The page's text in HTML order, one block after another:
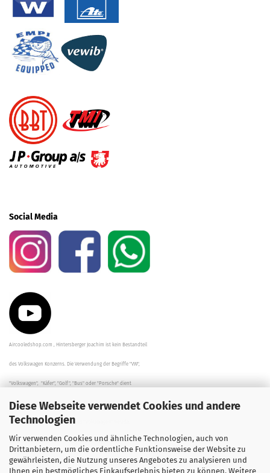
Diese Webseite verwendet Cookies und andere
Technologien
Wir verwenden Cookies und ähnliche Technologien, auch von
Drittanbietern, um die ordentliche Funktionsweise der Website zu
gewährleisten, die Nutzung unseres Angebotes zu analysieren und
Ihnen ein bestmögliches Einkaufserlebnis bieten zu können. Weitere
Social Media
Aircooledshop.com , Hintersberger Joachim ist kein Bestandteil
des Volkswagen Konzerns. Die Verwendung der Begriffe "VW",
"Volkswagen", "Käfer", "Golf", "Bus" oder "Porsche" dient
der Beschreibung der Teile und stellt in keinem Fall eine direkte
Verbindung zu dem Unternehmen "Volkswagen" her/da.
Die Beschreibungen, Zeichnungen und Angaben zur
Verwendung sind sorgfältig überprüft worden.